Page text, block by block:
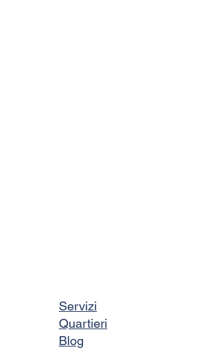
Servizi
Quartieri
Blog